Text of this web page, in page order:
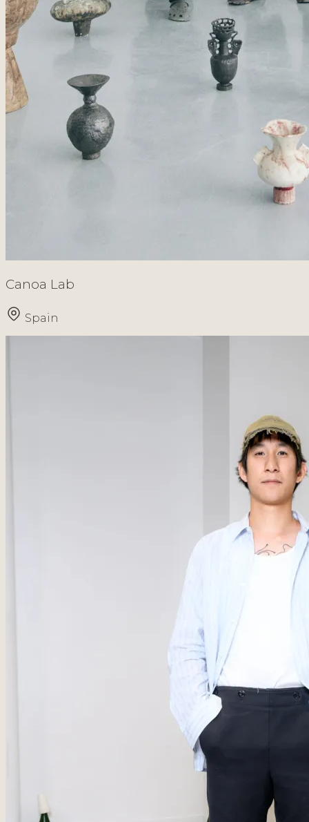
Canoa Lab
Spain